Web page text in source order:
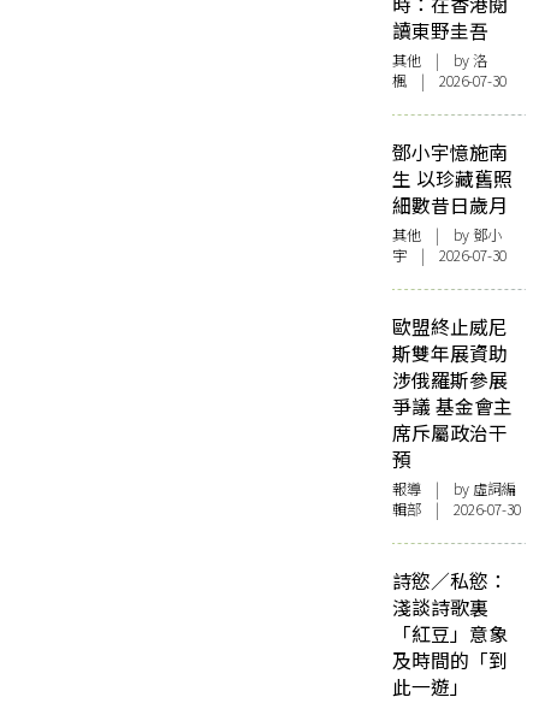
讀東野圭吾
其他 | by洛
楓 | 2026-07-30
鄧小宇憶施南
生 以珍藏舊照
細數昔日歲月
其他 | by 鄧小
宇 | 2026-07-30
歐盟終止威尼
斯雙年展資助
涉俄羅斯參展
爭議 基金會主
席斥屬政治干
預
報導 | by 虛詞編
輯部 | 2026-07-30
詩慾／私慾：
淺談詩歌裏
「紅豆」意象
及時間的「到
此一遊」